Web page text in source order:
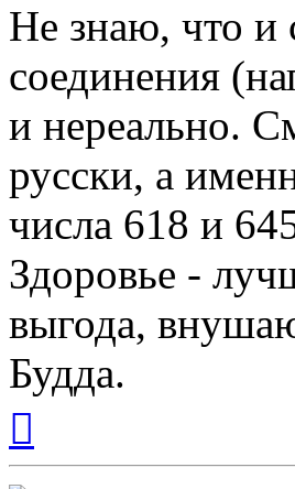
Не знаю, что и
соединения
и нереально.
русски, а
числа 618 и
Здоровье -
выгода,
Будда.
началу